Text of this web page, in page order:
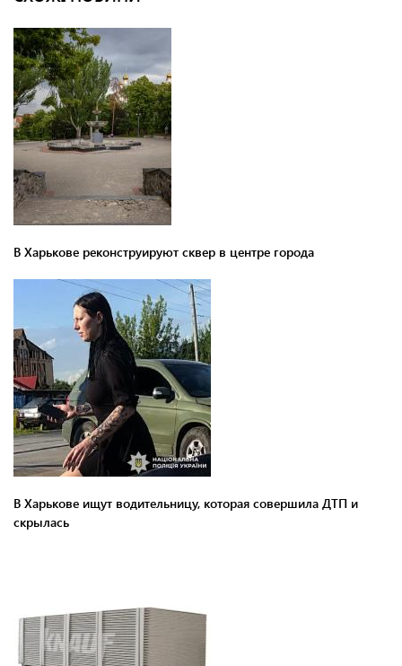
В Харькове реконструируют сквер в центре города
В Харькове ищут водительницу, которая совершила ДТП и
скрылась